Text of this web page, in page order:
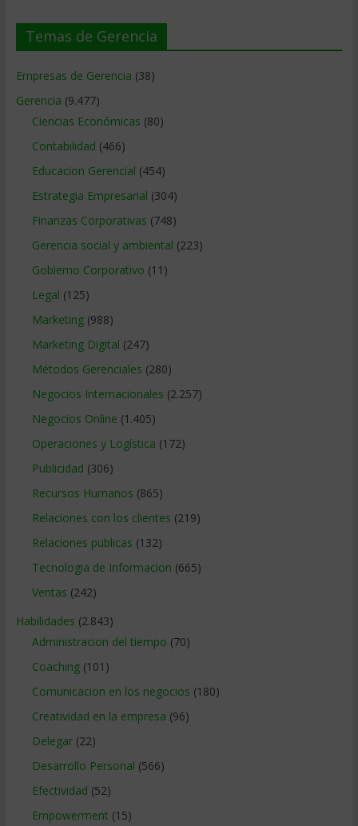
Temas de Gerencia
Empresas de Gerencia (38)
Gerencia (9.477)
Ciencias Económicas (80)
Contabilidad (466)
Educacion Gerencial (454)
Estrategia Empresarial (304)
Finanzas Corporativas (748)
Gerencia social y ambiental (223)
Gobierno Corporativo (11)
Legal (125)
Marketing(988)
Marketing Digital (247)
Métodos Gerenciales (280)
Negocios Internacionales (2.257)
Negocios Online (1.405)
Operaciones y Logística (172)
Publicidad (306)
Recursos Humanos (865)
Relaciones con los clientes (219)
Relaciones publicas (132)
Tecnologia de Informacion (665)
Ventas (242)
Habilidades (2.843)
Administracion del tiempo (70)
Coaching(101)
Comunicacion en los negocios (180)
Creatividad en la empresa (96)
Delegar(22)
Desarrollo Personal (566)
Efectividad (52)
Empowerment (15)